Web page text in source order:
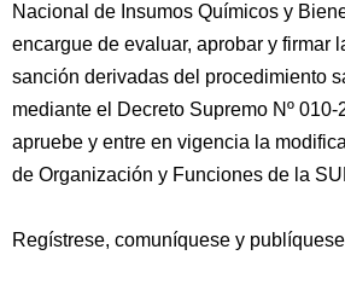
Nacional de Insumos Químicos y
encargue de evaluar, aprobar y firmar
sanción derivadas del procedimiento
mediante el Decreto Supremo Nº 010-
apruebe y entre en vigencia la
de Organización y Funciones de la
Regístrese, comuníquese y